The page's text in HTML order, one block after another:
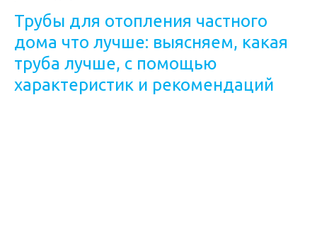
Трубы для отопления частного
дома что лучше: выясняем, какая
труба лучше, с помощью
характеристик и рекомендаций